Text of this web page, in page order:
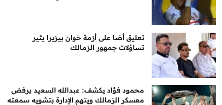
تعليق أضا على أزمة خوان بيزيرا يثير
تساؤلات جمهور الزمالك
محمود فؤاد يكشف: عبدالله السعيد يرفض
معسكر الزمالك ويتهم الإدارة بتشويه سمعته